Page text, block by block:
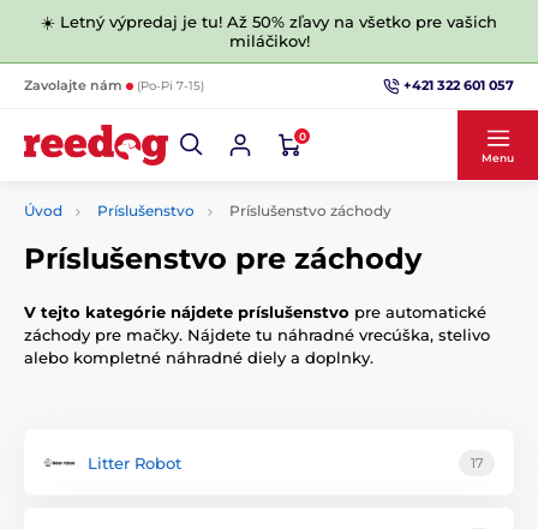
☀️ Letný výpredaj je tu! Až 50% zľavy na všetko pre vašich
miláčikov!
Zavolajte nám (Po-Pi 7-15) +421 322 601 057
0
Menu
Úvod Príslušenstvo Príslušenstvo záchody
Príslušenstvo pre záchody
V tejto kategórie nájdete príslušenstvo pre automatické
záchody pre mačky. Nájdete tu náhradné vrecúška, stelivo
alebo kompletné náhradné diely a doplnky.
Litter Robot 17